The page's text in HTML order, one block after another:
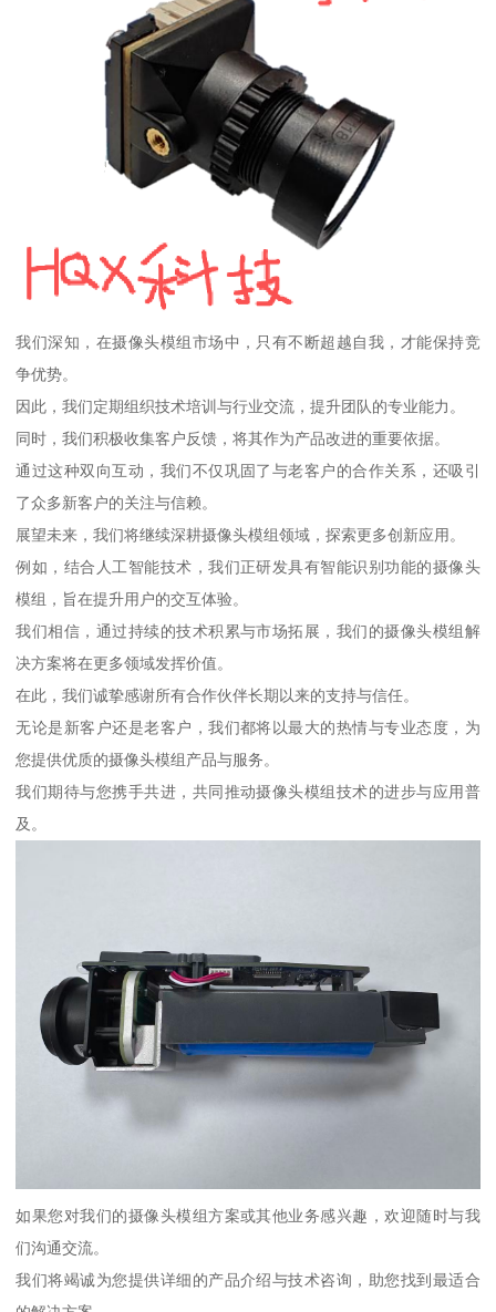
我们深知，在摄像头模组市场中，只有不断超越自我，才能保持竞
争优势。
因此，我们定期组织技术培训与行业交流，提升团队的专业能力。
同时，我们积极收集客户反馈，将其作为产品改进的重要依据。
通过这种双向互动，我们不仅巩固了与老客户的合作关系，还吸引
了众多新客户的关注与信赖。
展望未来，我们将继续深耕摄像头模组领域，探索更多创新应用。
例如，结合人工智能技术，我们正研发具有智能识别功能的摄像头
模组，旨在提升用户的交互体验。
我们相信，通过持续的技术积累与市场拓展，我们的摄像头模组解
决方案将在更多领域发挥价值。
在此，我们诚挚感谢所有合作伙伴长期以来的支持与信任。
无论是新客户还是老客户，我们都将以最大的热情与专业态度，为
您提供优质的摄像头模组产品与服务。
我们期待与您携手共进，共同推动摄像头模组技术的进步与应用普
及。
如果您对我们的摄像头模组方案或其他业务感兴趣，欢迎随时与我
们沟通交流。
我们将竭诚为您提供详细的产品介绍与技术咨询，助您找到最适合